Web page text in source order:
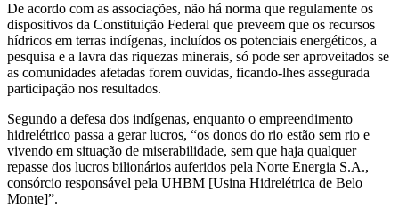
De acordo com as associações, não há norma que regulamente os
dispositivos da Constituição Federal que preveem que os recursos
hídricos em terras indígenas, incluídos os potenciais energéticos, a
pesquisa e a lavra das riquezas minerais, só pode ser aproveitados se
as comunidades afetadas forem ouvidas, ficando-lhes assegurada
participação nos resultados.
Segundo a defesa dos indígenas, enquanto o empreendimento
hidrelétrico passa a gerar lucros, “os donos do rio estão sem rio e
vivendo em situação de miserabilidade, sem que haja qualquer
repasse dos lucros bilionários auferidos pela Norte Energia S.A.,
consórcio responsável pela UHBM [Usina Hidrelétrica de Belo
Monte]”.